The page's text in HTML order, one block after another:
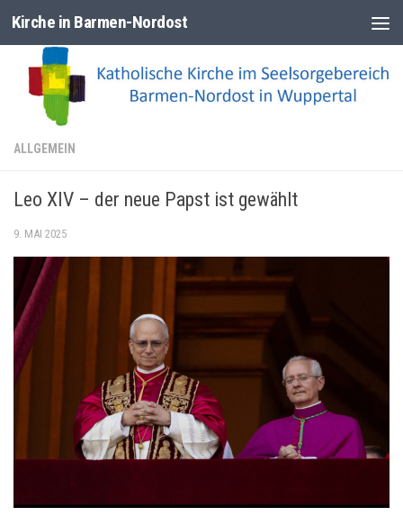
Zum Inhalt springen
Kirche in Barmen-Nordost
ALLGEMEIN
Leo XIV – der neue Papst ist gewählt
9. MAI 2025